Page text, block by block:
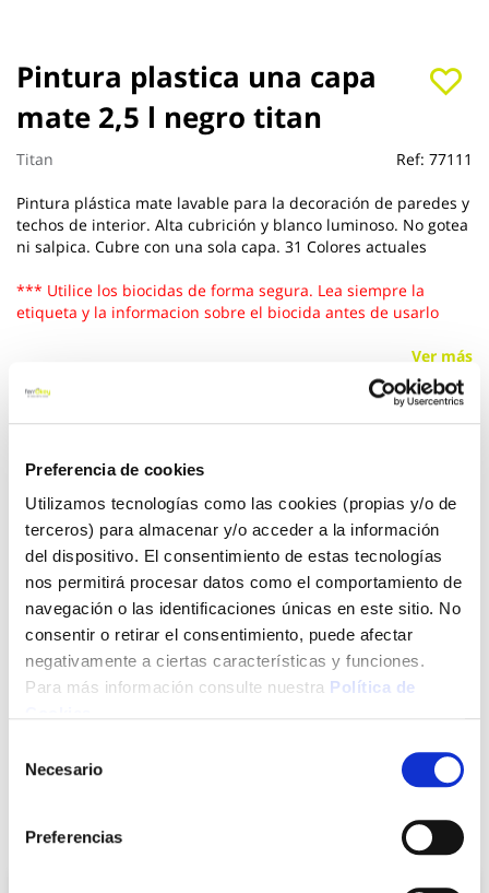
Preferencia de cookies
Utilizamos tecnologías como las cookies (propias y/o de
terceros) para almacenar y/o acceder a la información
del dispositivo. El consentimiento de estas tecnologías
nos permitirá procesar datos como el comportamiento de
navegación o las identificaciones únicas en este sitio. No
consentir o retirar el consentimiento, puede afectar
negativamente a ciertas características y funciones.
Para más información consulte nuestra Política de
Necesario
Preferencias
Pintura plastica una capa
mate 2,5 l negro titan
Titan Ref: 77111
Pintura plástica mate lavable para la decoración de paredes y
techos de interior. Alta cubrición y blanco luminoso. No gotea
ni salpica. Cubre con una sola capa. 31 Colores actuales
*** Utilice los biocidas de forma segura. Lea siempre la
etiqueta y la informacion sobre el biocida antes de usarlo
Ver más
21,15 €
Añadir al carrito
Click&Collect - Recogida gratis
en nuestras tiendas
Envío a domicilio:
Saltar
al
comienzo
de
la
de
imágenes
También te puede interesar